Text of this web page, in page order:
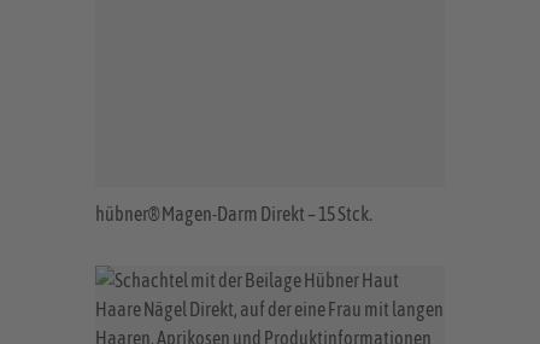
hübner® Magen-Darm Direkt – 15 Stck.